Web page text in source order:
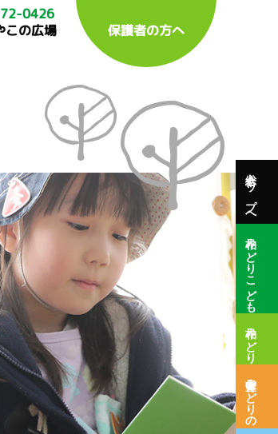
この広場 保護者の方へ
0426
総合トップへ
柏みどりこども園
柏みどり保育園
保育室みどりの木